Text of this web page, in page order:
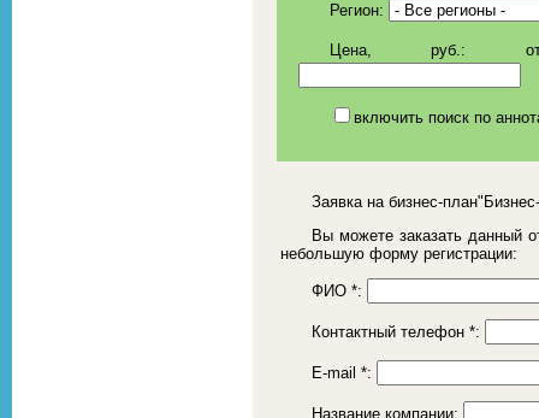
Регион:
Цена, руб.:
включить поиск по
Заявка на бизнес-
Вы можете заказать данный
небольшую форму регистрации:
ФИО *:
Контактный телефон *:
E-mail *:
Название компании: